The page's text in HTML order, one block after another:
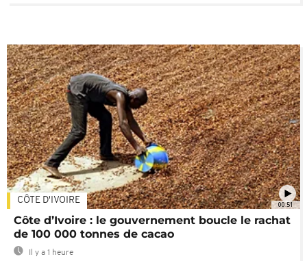
00:51
CÔTE D'IVOIRE
Côte d’Ivoire : le gouvernement boucle le rachat
de 100 000 tonnes de cacao
Il y a 1 heure